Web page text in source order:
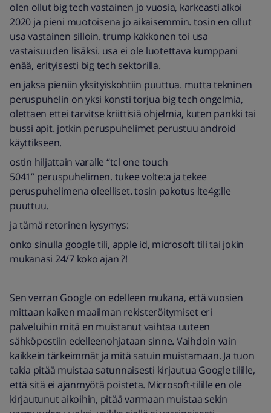
olen ollut big tech vastainen jo vuosia, karkeasti alkoi
2020 ja pieni muotoisena jo aikaisemmin. tosin en ollut
usa vastainen silloin. trump kakkonen toi usa
vastaisuuden lisäksi. usa ei ole luotettava kumppani
enää, erityisesti big tech sektorilla.
en jaksa pieniin yksityiskohtiin puuttua. mutta tekninen
peruspuhelin on yksi konsti torjua big tech ongelmia,
olettaen ettei tarvitse kriittisiä ohjelmia, kuten pankki tai
bussi apit. jotkin peruspuhelimet perustuu android
käyttikseen.
ostin hiljattain varalle “tcl one touch
5041” peruspuhelimen. tukee volte:a ja tekee
peruspuhelimena oleelliset. tosin pakotus lte4g:lle
puuttuu.
ja tämä retorinen kysymys:
onko sinulla google tili, apple id, microsoft tili tai jokin
mukanasi 24/7 koko ajan ?!
Sen verran Google on edelleen mukana, että vuosien
mittaan kaiken maailman rekisteröitymiset eri
palveluihin mitä en muistanut vaihtaa uuteen
sähköpostiin edelleenohjataan sinne. Vaihdoin vain
kaikkein tärkeimmät ja mitä satuin muistamaan. Ja tuon
takia pitää muistaa satunnaisesti kirjautua Google tilille,
että sitä ei ajanmyötä poisteta. Microsoft-tilille en ole
kirjautunut aikoihin, pitää varmaan muistaa sekin